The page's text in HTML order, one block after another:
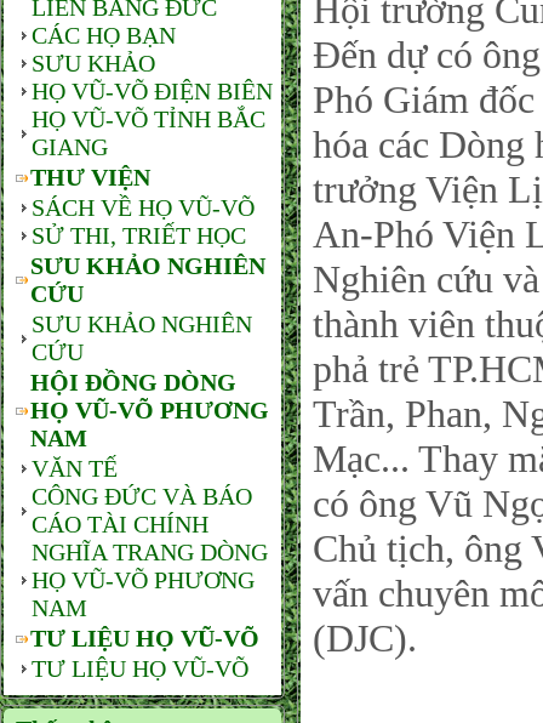
LIÊN BANG ĐỨC
CÁC HỌ BẠN
SƯU KHẢO
HỌ VŨ-VÕ ĐIỆN BIÊN
HỌ VŨ-VÕ TỈNH BẮC
GIANG
THƯ VIỆN
SÁCH VỀ HỌ VŨ-VÕ
SỬ THI, TRIẾT HỌC
SƯU KHẢO NGHIÊN
CỨU
SƯU KHẢO NGHIÊN
CỨU
HỘI ĐỒNG DÒNG
HỌ VŨ-VÕ PHƯƠNG
NAM
VĂN TẾ
CÔNG ĐỨC VÀ BÁO
CÁO TÀI CHÍNH
NGHĨA TRANG DÒNG
HỌ VŨ-VÕ PHƯƠNG
NAM
TƯ LIỆU HỌ VŨ-VÕ
TƯ LIỆU HỌ VŨ-VÕ
Hội trường
Đến dự có
Phó Giám
hóa các
trưởng Viện
An-Phó Viện
Nghiên cứu
thành viên
phả trẻ
Trần, Phan,
Mạc... Thay
có ông Vũ
Chủ tịch, ông
vấn chuyên
(DJC).